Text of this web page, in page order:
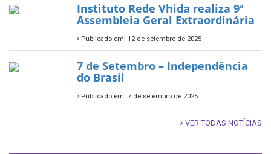
Instituto Rede Vhida realiza 9ª
Assembleia Geral Extraordinária
Publicado em: 12 de setembro de 2025
7 de Setembro – Independência
do Brasil
Publicado em: 7 de setembro de 2025
VER TODAS NOTÍCIAS